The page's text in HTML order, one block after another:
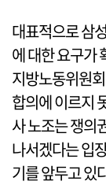
대표적으로 삼
에 대한 요구가
지방노동위원
합의에 이르지
사 노조는 쟁의
나서겠다는 입
기를 앞두고 있